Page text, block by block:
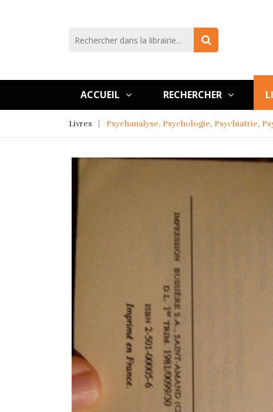
ACCUEIL RECHERCHER
Livres Psychanalyse, Psychologie, Psychiatrie,